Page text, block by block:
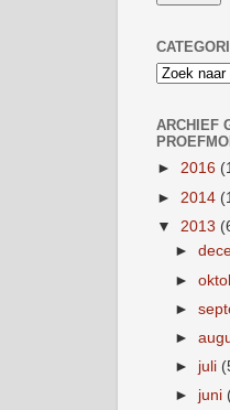
ARCHIEF
► 2016
► 2014
▼ 2013
►
►
►
►
► juli
► juni